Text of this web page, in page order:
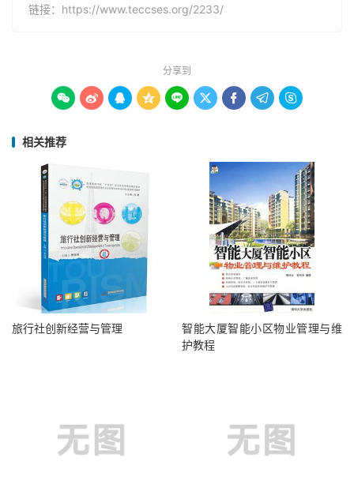
链接： https://www.teccses.org/2233/
分享到
        
相关推荐
旅行社创新经营与管理
智能大厦智能小区物业管理与维
护教程